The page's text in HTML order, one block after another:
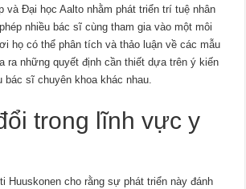
và Đại học Aalto nhằm phát triển trí tuệ nhân
nhiều bác sĩ cùng tham gia vào một môi
họ có thể phân tích và thảo luận về các mẫu
ra những quyết định cần thiết dựa trên ý kiến
bác sĩ chuyên khoa khác nhau.
trong lĩnh vực y
Huuskonen cho rằng sự phát triển này đánh